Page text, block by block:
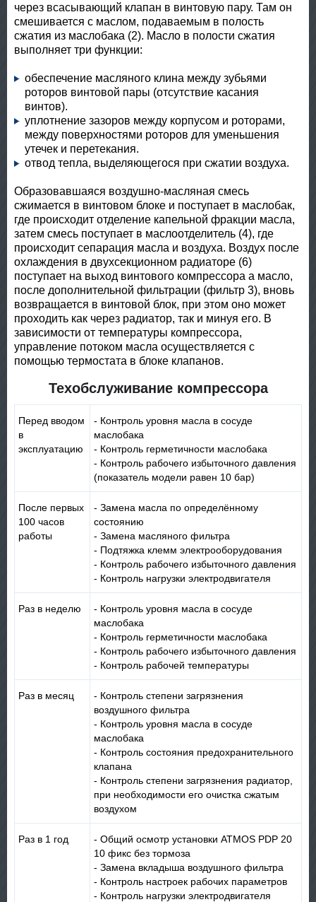
через всасывающий клапан в винтовую пару. Там он
смешивается с маслом, подаваемым в полость
сжатия из маслобака (2). Масло в полости сжатия
выполняет три функции:
обеспечение масляного клина между зубьями
роторов винтовой пары (отсутствие касания
винтов).
уплотнение зазоров между корпусом и роторами,
между поверхностями роторов для уменьшения
утечек и перетекания.
отвод тепла, выделяющегося при сжатии воздуха.
Образовавшаяся воздушно-масляная смесь
сжимается в винтовом блоке и поступает в маслобак,
где происходит отделение капельной фракции масла,
затем смесь поступает в маслоотделитель (4), где
происходит сепарация масла и воздуха. Воздух после
охлаждения в двухсекционном радиаторе (6)
поступает на выход винтового компрессора а масло,
после дополнительной фильтрации (фильтр 3), вновь
возвращается в винтовой блок, при этом оно может
проходить как через радиатор, так и минуя его. В
зависимости от температуры компрессора,
управление потоком масла осуществляется с
помощью термостата в блоке клапанов.
Техобслуживание компрессора
Перед вводом
в
эксплуатацию
- Контроль уровня масла в сосуде
маслобака
- Контроль герметичности маслобака
- Контроль рабочего избыточного давления
(показатель модели равен 10 бар)
После первых
100 часов
работы
- Замена масла по определённому
состоянию
- Замена масляного фильтра
- Подтяжка клемм электрооборудования
- Контроль рабочего избыточного давления
- Контроль нагрузки электродвигателя
Раз в неделю
- Контроль уровня масла в сосуде
маслобака
- Контроль герметичности маслобака
- Контроль рабочего избыточного давления
- Контроль рабочей температуры
Раз в месяц
- Контроль степени загрязнения
воздушного фильтра
- Контроль уровня масла в сосуде
маслобака
- Контроль состояния предохранительного
клапана
- Контроль степени загрязнения радиатор,
при необходимости его очистка сжатым
воздухом
Раз в 1 год
- Общий осмотр установки ATMOS PDP 20
10 фикс без тормоза
- Замена вкладыша воздушного фильтра
- Контроль настроек рабочих параметрoв
- Контроль нагрузки электродвигателя